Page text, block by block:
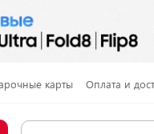
карты Оплата и